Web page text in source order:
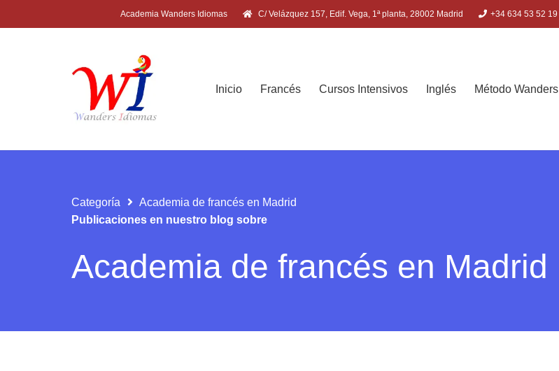
Academia Wanders Idiomas C/ Velázquez 157, Edif. Vega, 1ª planta, 28002 Madrid +34 634 53 52 19
Inicio Francés Cursos Intensivos Inglés Método Wanders
Categoría
Academia de francés en Madrid
Publicaciones en nuestro blog sobre
Academia de francés en Madrid